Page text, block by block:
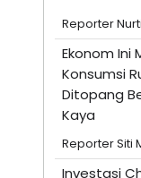
Reporter
Ekonom Ini
Konsumsi
Ditopang
Kaya
Reporter Siti
Investasi